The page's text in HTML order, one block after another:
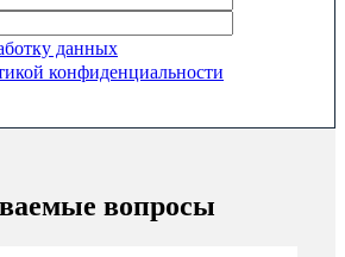
данных
конфиденциальности
вопросы